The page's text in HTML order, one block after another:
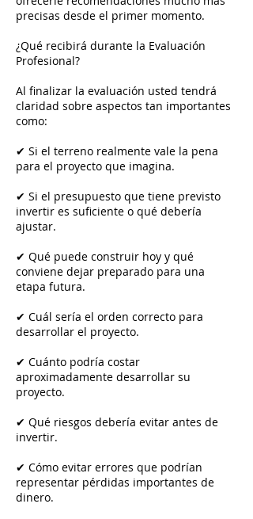
precisas desde el primer momento.
¿Qué recibirá durante la Evaluación
Profesional?
Al finalizar la evaluación usted tendrá
claridad sobre aspectos tan importantes
como:
✔ Si el terreno realmente vale la pena
para el proyecto que imagina.
✔ Si el presupuesto que tiene previsto
invertir es suficiente o qué debería
ajustar.
✔ Qué puede construir hoy y qué
conviene dejar preparado para una
etapa futura.
✔ Cuál sería el orden correcto para
desarrollar el proyecto.
✔ Cuánto podría costar
aproximadamente desarrollar su
proyecto.
✔ Qué riesgos debería evitar antes de
invertir.
✔ Cómo evitar errores que podrían
representar pérdidas importantes de
dinero.